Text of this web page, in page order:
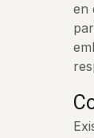
en